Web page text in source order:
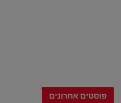
פוסטים אחרונים